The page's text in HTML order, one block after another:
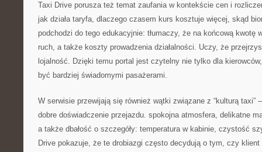
Taxi Drive porusza też temat zaufania w kontekście cen i
jak działa taryfa, dlaczego czasem kurs kosztuje więcej, skąd
podchodzi do tego edukacyjnie: tłumaczy, że na końcową kwotę
ruch, a także koszty prowadzenia działalności. Uczy, że
lojalność. Dzięki temu portal jest czytelny nie tylko dla
być bardziej świadomymi pasażerami.
W serwisie przewijają się również wątki związane z “kulturą
dobre doświadczenie przejazdu. spokojna atmosfera, delikatne
a także dbałość o szczegóły: temperatura w kabinie, czystość
Drive pokazuje, że te drobiazgi często decydują o tym, czy